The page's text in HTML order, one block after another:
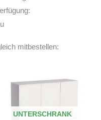
mitbestellen:
UNTERSCHRANK